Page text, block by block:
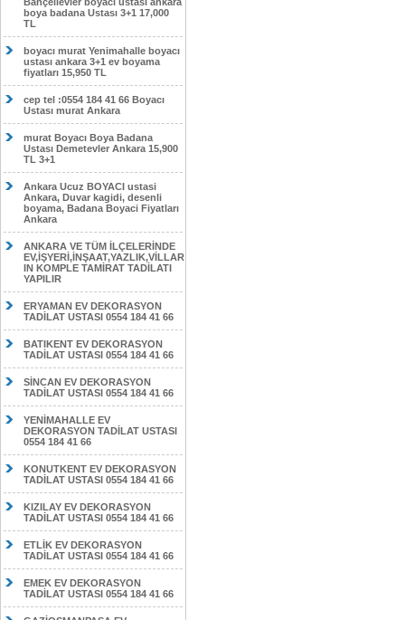
boya badana Ustası 3+1 17,000
TL
boyacı murat Yenimahalle boyacı
ustası ankara 3+1 ev boyama
fiyatları 15,950 TL
cep tel :0554 184 41 66 Boyacı
Ustası murat Ankara
murat Boyacı Boya Badana
Ustası Demetevler Ankara 15,900
TL 3+1
Ankara Ucuz BOYACI ustasi
Ankara, Duvar kagidi, desenli
boyama, Badana Boyaci Fiyatları
Ankara
ANKARA VE TÜM İLÇELERİNDE
EV,İŞYERİ,İNŞAAT,YAZLIK,VİLLAR
IN KOMPLE TAMİRAT TADİLATI
YAPILIR
ERYAMAN EV DEKORASYON
TADİLAT USTASI 0554 184 41 66
BATIKENT EV DEKORASYON
TADİLAT USTASI 0554 184 41 66
SİNCAN EV DEKORASYON
TADİLAT USTASI 0554 184 41 66
YENİMAHALLE EV
DEKORASYON TADİLAT USTASI
0554 184 41 66
KONUTKENT EV DEKORASYON
TADİLAT USTASI 0554 184 41 66
KIZILAY EV DEKORASYON
TADİLAT USTASI 0554 184 41 66
ETLİK EV DEKORASYON
TADİLAT USTASI 0554 184 41 66
EMEK EV DEKORASYON
TADİLAT USTASI 0554 184 41 66